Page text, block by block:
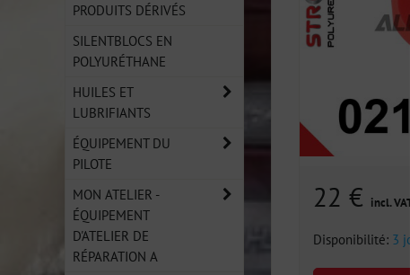
22 € incl. VAT
Disponibilité: 3
PRODUITS DÉRIVÉS
SILENTBLOCS EN
POLYURÉTHANE
HUILES ET
LUBRIFIANTS
ÉQUIPEMENT DU
PILOTE
MON ATELIER -
ÉQUIPEMENT
D'ATELIER DE
RÉPARATION A